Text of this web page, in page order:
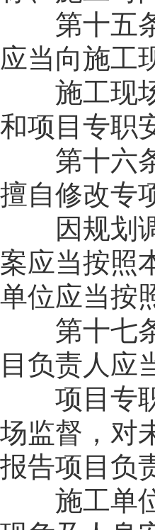
第十五条
应当向施工
施工现场
和项目专职
第十六条
擅自修改专
因规划调
案应当按照
单位应当按
第十七条
目负责人应
项目专职
场监督，对
报告项目负
施工单位